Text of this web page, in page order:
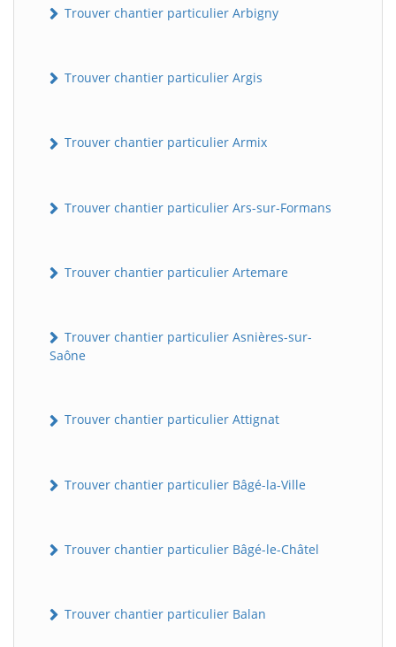
Trouver chantier particulier Arbigny
Trouver chantier particulier Argis
Trouver chantier particulier Armix
Trouver chantier particulier Ars-sur-Formans
Trouver chantier particulier Artemare
Trouver chantier particulier Asnières-sur-
Saône
Trouver chantier particulier Attignat
Trouver chantier particulier Bâgé-la-Ville
Trouver chantier particulier Bâgé-le-Châtel
Trouver chantier particulier Balan